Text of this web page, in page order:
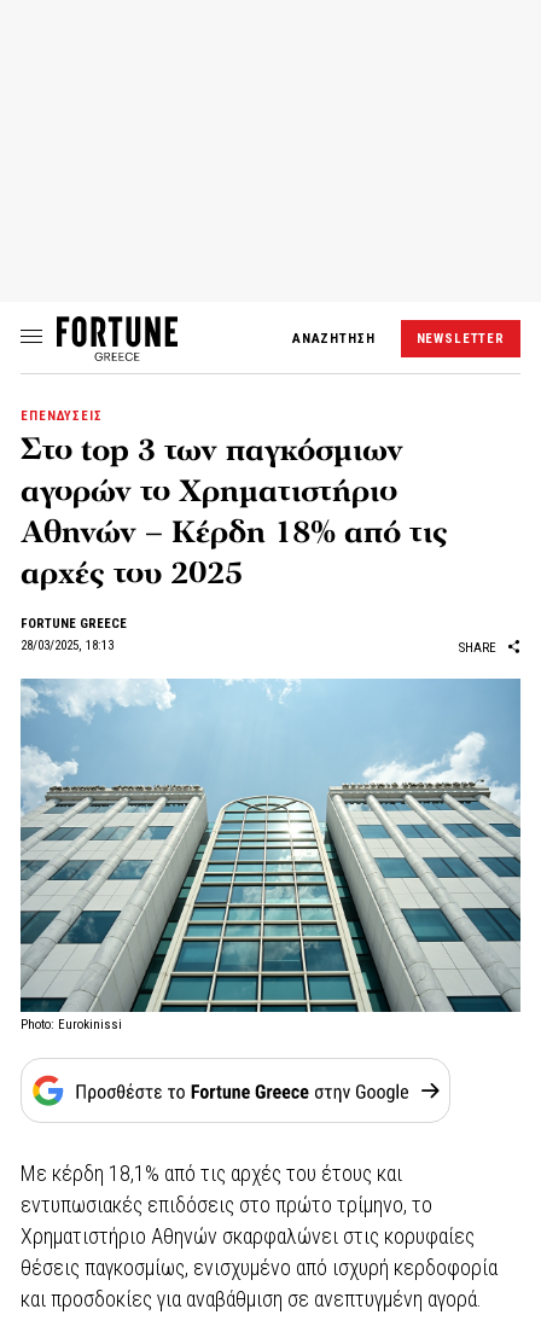
ΑΝΑΖΗΤΗΣΗ NEWSLETTER
ΕΠΕΝΔΥΣΕΙΣ
Στο top 3 των παγκόσμιων
αγορών το Χρηματιστήριο
Αθηνών – Κέρδη 18% από τις
αρχές του 2025
FORTUNE GREECE
28/03/2025, 18:13
SHARE
Photo: Eurokinissi
Με κέρδη 18,1% από τις αρχές του έτους και
εντυπωσιακές επιδόσεις στο πρώτο τρίμηνο, το
Χρηματιστήριο Αθηνών σκαρφαλώνει στις κορυφαίες
θέσεις παγκοσμίως, ενισχυμένο από ισχυρή κερδοφορία
και προσδοκίες για αναβάθμιση σε ανεπτυγμένη αγορά.